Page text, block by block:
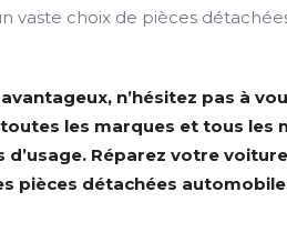
vaste choix de pièces
n’hésitez pas à
les marques et tous
Réparez votre
pièces détachées